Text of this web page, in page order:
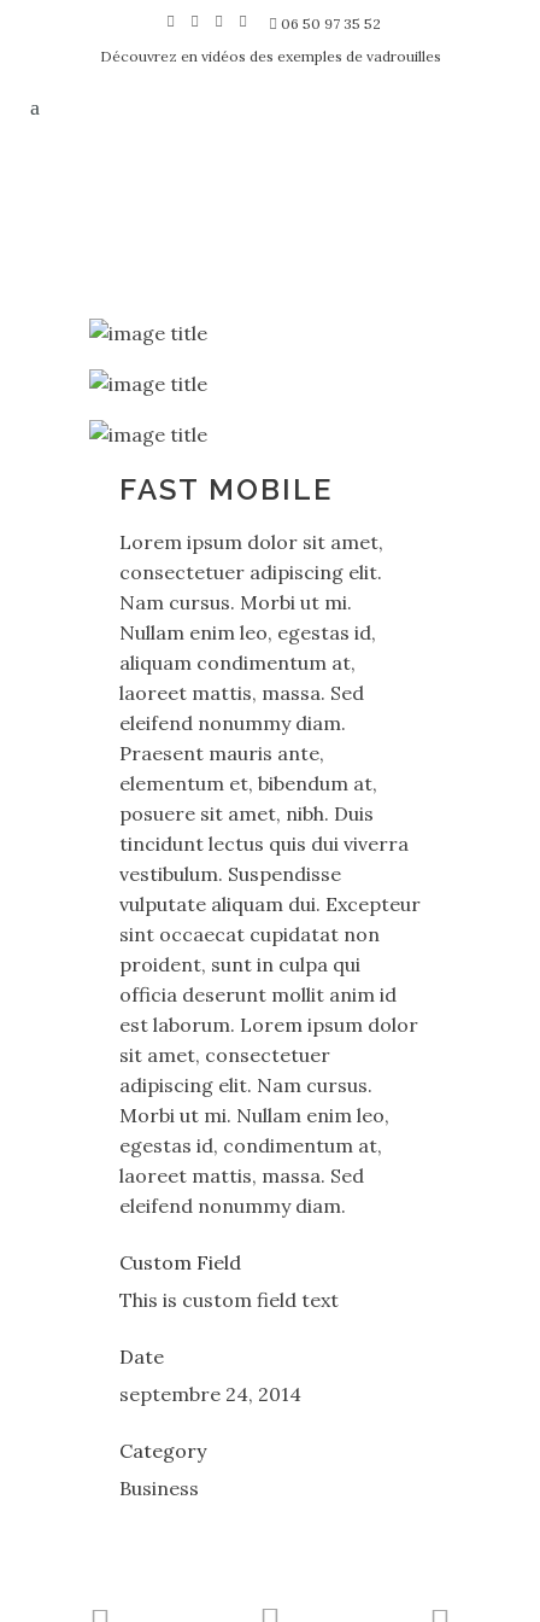
06 50 97 35 52
Découvrez en vidéos des exemples de vadrouilles
FAST MOBILE
Lorem ipsum dolor sit amet,
consectetuer adipiscing elit.
Nam cursus. Morbi ut mi.
Nullam enim leo, egestas id,
aliquam condimentum at,
laoreet mattis, massa. Sed
eleifend nonummy diam.
Praesent mauris ante,
elementum et, bibendum at,
posuere sit amet, nibh. Duis
tincidunt lectus quis dui viverra
vestibulum. Suspendisse
vulputate aliquam dui. Excepteur
sint occaecat cupidatat non
proident, sunt in culpa qui
officia deserunt mollit anim id
est laborum. Lorem ipsum dolor
sit amet, consectetuer
adipiscing elit. Nam cursus.
Morbi ut mi. Nullam enim leo,
egestas id, condimentum at,
laoreet mattis, massa. Sed
eleifend nonummy diam.
Custom Field
This is custom field text
Date
septembre 24, 2014
Category
Business